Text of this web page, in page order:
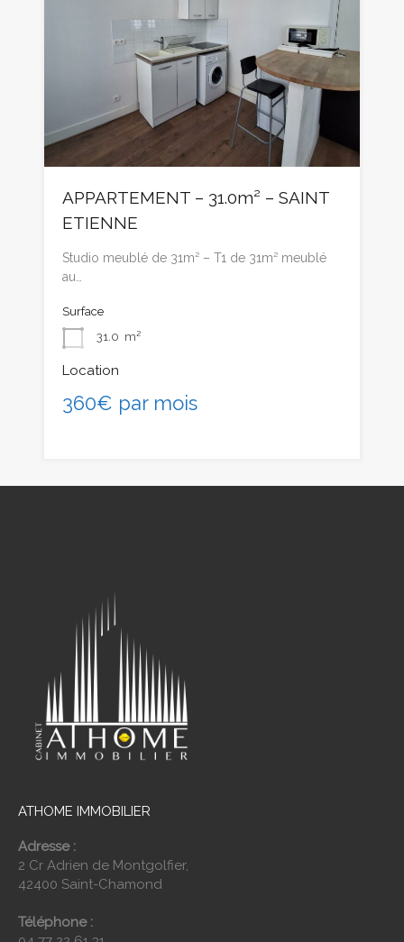
APPARTEMENT – 31.0m² – SAINT
ETIENNE
Studio meublé de 31m² – T1 de 31m² meublé
au…
Surface
31.0 m²
Location
360€ par mois
ATHOME IMMOBILIER
Adresse :
2 Cr Adrien de Montgolfier,
42400 Saint-Chamond
Téléphone :